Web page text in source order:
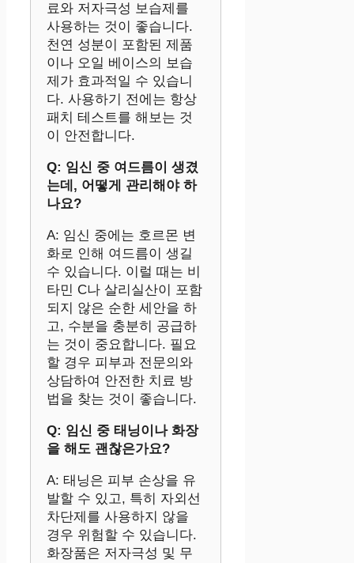
료와 저자극성 보습제를
사용하는 것이 좋습니다.
천연 성분이 포함된 제품
이나 오일 베이스의 보습
제가 효과적일 수 있습니
다. 사용하기 전에는 항상
패치 테스트를 해보는 것
이 안전합니다.
Q: 임신 중 여드름이 생겼
는데, 어떻게 관리해야 하
나요?
A: 임신 중에는 호르몬 변
화로 인해 여드름이 생길
수 있습니다. 이럴 때는 비
타민 C나 살리실산이 포함
되지 않은 순한 세안을 하
고, 수분을 충분히 공급하
는 것이 중요합니다. 필요
할 경우 피부과 전문의와
상담하여 안전한 치료 방
법을 찾는 것이 좋습니다.
Q: 임신 중 태닝이나 화장
을 해도 괜찮은가요?
A: 태닝은 피부 손상을 유
발할 수 있고, 특히 자외선
차단제를 사용하지 않을
경우 위험할 수 있습니다.
화장품은 저자극성 및 무